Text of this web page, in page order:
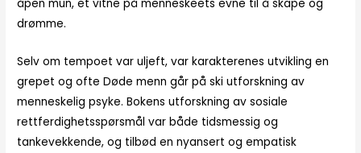
åpen mun, et vitne på menneskeets evne til å skape og
drømme.
Selv om tempoet var uljeft, var karakterenes utvikling en
grepet og ofte Døde menn går på ski utforskning av
menneskelig psyke. Bokens utforskning av sosiale
rettferdighetsspørsmål var både tidsmessig og
tankevekkende, og tilbød en nyansert og empatisk